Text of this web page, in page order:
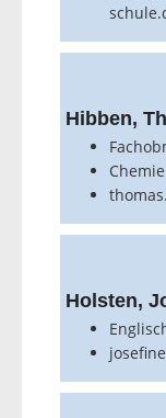
Hibben,
Holsten,